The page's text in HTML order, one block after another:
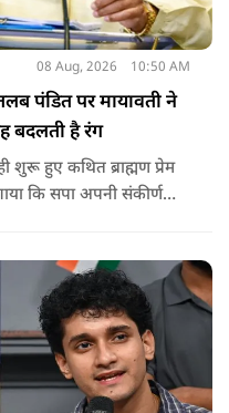
08 Aug, 2026 10:50 AM
पंडित पर मायावती ने
बदलती है रंग
शुरू हुए कथित ब्राह्मण प्रेम
कि सपा अपनी संकीर्ण